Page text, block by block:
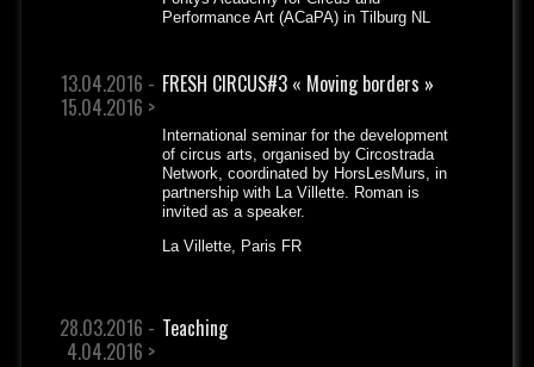
Performance Art (ACaPA) in Tilburg NL
13.04.2016 -
15.04.2016 >
FRESH CIRCUS#3 « Moving borders »
International seminar for the development
of circus arts, organised by Circostrada
Network, coordinated by HorsLesMurs, in
partnership with La Villette. Roman is
invited as a speaker.
La Villette, Paris FR
28.03.2016 -
4.04.2016 >
Teaching